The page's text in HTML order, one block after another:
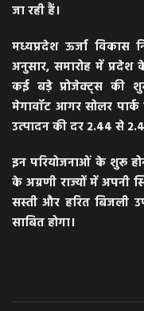
जा रही हैं।
मध्यप्रदेश ऊर्जा
अनुसार, समारोह में प्रदेश
कई बड़े प्रोजेक्ट्स की
मेगावॉट आगर सोलर
उत्पादन की दर 2.44 से
इन परियोजनाओं के शुरू
के अग्रणी राज्यों में अपनी
सस्ती और हरित बिजली
साबित होगा।